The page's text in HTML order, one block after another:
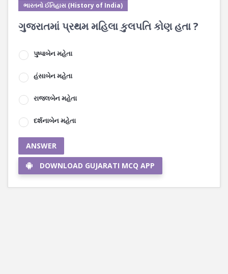
ભારતનો ઈતિહાસ (History of India)
ગુજરાતમાં પ્રથમ મહિલા કુલપતિ કોણ હતા ?
પુષ્પાબેન મહેતા
હંસાબેન મહેતા
રાજલબેન મહેતા
દર્શનાબેન મહેતા
ANSWER
DOWNLOAD GUJARATI MCQ APP